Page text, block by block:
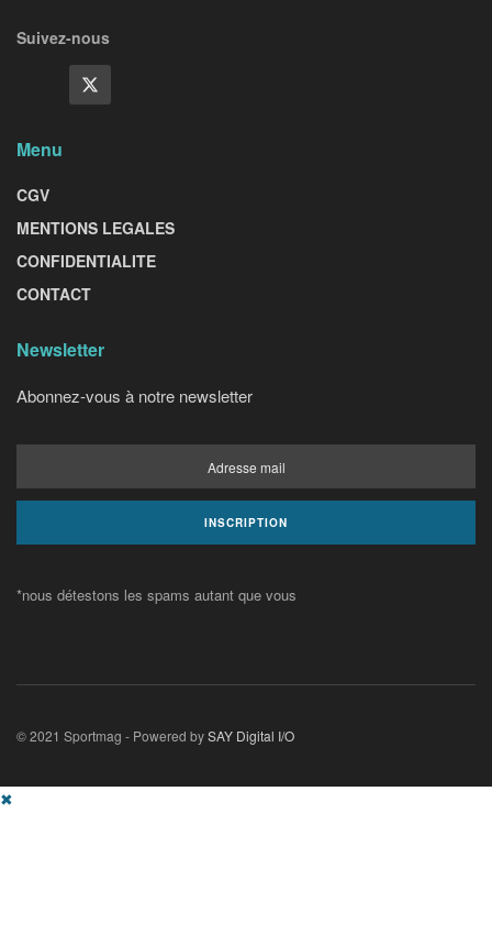
Suivez-nous
Menu
CGV
MENTIONS LEGALES
CONFIDENTIALITE
CONTACT
Newsletter
Abonnez-vous à notre newsletter
*nous détestons les spams autant que vous
© 2021 Sportmag - Powered bySAY Digital I/O
✖